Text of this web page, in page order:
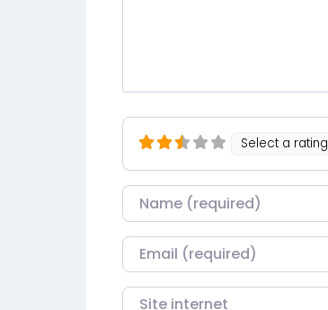
Select a rating
Nom
Courriel
Site internet